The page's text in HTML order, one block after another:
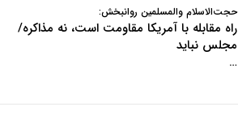
حجت‌الاسلام والمسلمین روانبخش:
راه مقابله با آمریکا مقاومت است، نه مذاکره/
مجلس نباید
…